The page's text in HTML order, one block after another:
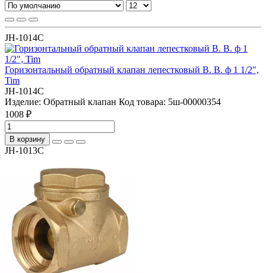
JH-1014C
Горизонтальный обратный клапан лепестковый В. В. ф 1 1/2",
Tim
JH-1014C
Изделие: Обратный клапан Код товара: 5ш-00000354
1008 ₽
В корзину
JH-1013C